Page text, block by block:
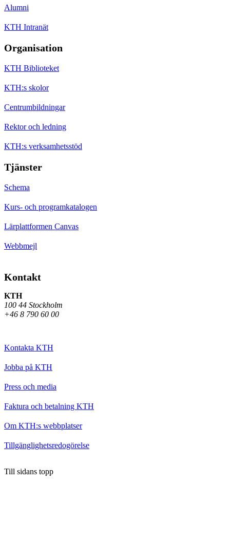
Alumni
KTH Intranät
Organisation
KTH Biblioteket
KTH:s skolor
Centrumbildningar
Rektor och ledning
KTH:s verksamhetsstöd
Tjänster
Schema
Kurs- och programkatalogen
Lärplattformen Canvas
Webbmejl
Kontakt
KTH
100 44 Stockholm
+46 8 790 60 00
Kontakta KTH
Jobba på KTH
Press och media
Faktura och betalning KTH
Om KTH:s webbplatser
Tillgänglighetsredogörelse
Till sidans topp